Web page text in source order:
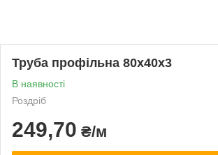
Труба профільна 80x40x3
В наявності
Роздріб
249,70 ₴/м